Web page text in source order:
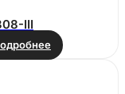
III